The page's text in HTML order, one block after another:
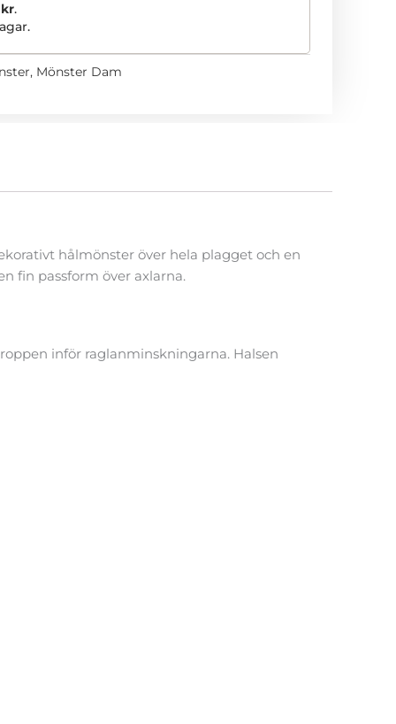
.
, Mönster Dam
hålmönster över hela plagget och en
fin passform över axlarna.
inför raglanminskningarna. Halsen